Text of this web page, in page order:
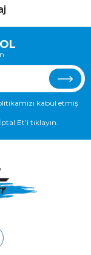
kabul etmiş
Et’i tıklayın.